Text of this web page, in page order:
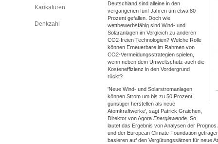
Karikaturen
Denkzahl
Deutschland sind alleine in den
vergangenen fünf Jahren um etwa 80
Prozent gefallen. Doch wie
wettbewerbsfähig sind Wind- und
Solaranlagen im Vergleich zu anderen
CO2-freien Technologien? Welche Rolle
können Erneuerbare im Rahmen von
CO2-Vermeidungsstrategien spielen,
wenn neben dem Umweltschutz auch die
Kosteneffizienz in den Vordergrund
rückt?
'Neue Wind- und Solarstromanlagen
können Strom um bis zu 50 Prozent
günstiger herstellen als neue
Atomkraftwerke', sagt Patrick Graichen,
Direktor von Agora Energiewende . So
lautet das Ergebnis von Analysen der
und der European Climate Foundation
basieren auf den Vergütungssätzen für neue